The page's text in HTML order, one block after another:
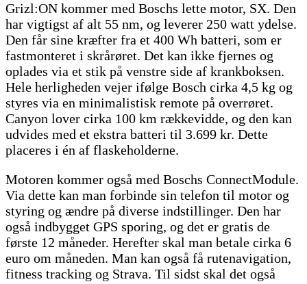
Grizl:ON kommer med Boschs lette motor, SX. Den
har vigtigst af alt 55 nm, og leverer 250 watt ydelse.
Den får sine kræfter fra et 400 Wh batteri, som er
fastmonteret i skrårøret. Det kan ikke fjernes og
oplades via et stik på venstre side af krankboksen.
Hele herligheden vejer ifølge Bosch cirka 4,5 kg og
styres via en minimalistisk remote på overrøret.
Canyon lover cirka 100 km rækkevidde, og den kan
udvides med et ekstra batteri til 3.699 kr. Dette
placeres i én af flaskeholderne.
Motoren kommer også med Boschs ConnectModule.
Via dette kan man forbinde sin telefon til motor og
styring og ændre på diverse indstillinger. Den har
også indbygget GPS sporing, og det er gratis de
første 12 måneder. Herefter skal man betale cirka 6
euro om måneden. Man kan også få rutenavigation,
fitness tracking og Strava. Til sidst skal det også